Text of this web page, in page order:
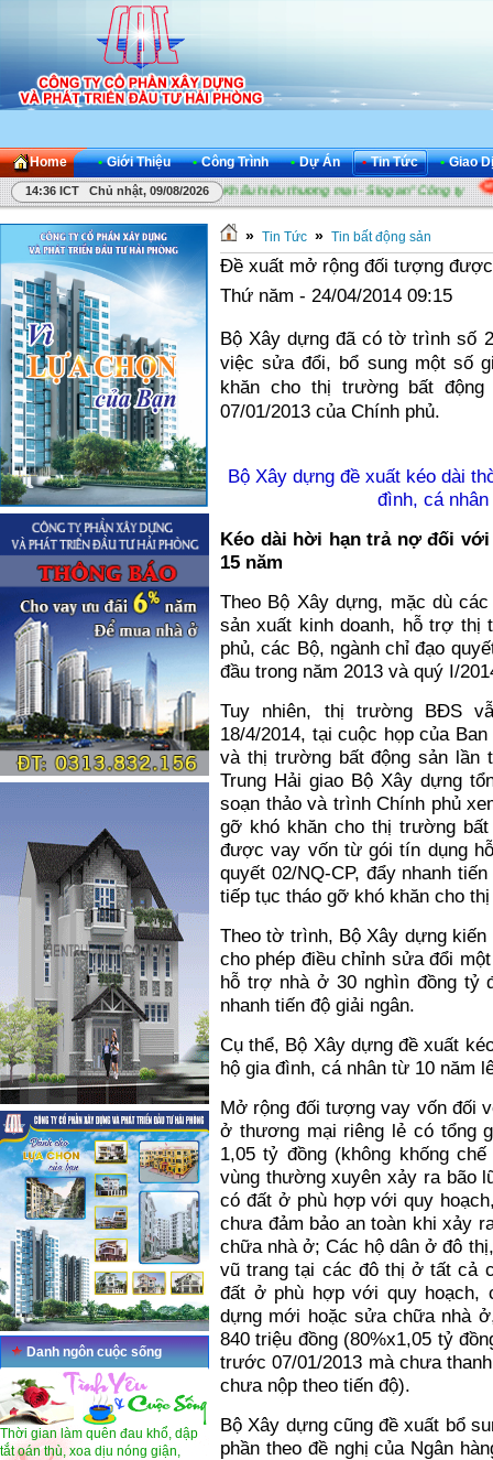
Home • Giới Thiệu • Công Trình • Dự Án • Tin Tức • Giao
14:36 ICT Chủ nhật, 09/08/2026
ty Cuộc thi "Sáng tác Khẩu hiệu thương mại - Slogan" Công ty
Danh ngôn cuộc sống
Thời gian làm quên đau khổ, dập
tắt oán thù, xoa dịu nóng giận,
» Tin Tức » Tin bất động sản
Đề xuất mở rộng đối tượng
Thứ năm - 24/04/2014 09:15
Bộ Xây dựng đã có tờ trình số
việc sửa đổi, bổ sung một số
khăn cho thị trường bất
07/01/2013 của Chính phủ.
Bộ Xây dựng đề xuất kéo dài
đình, cá
Kéo dài hời hạn trả nợ đối
15 năm
Theo Bộ Xây dựng, mặc dù
sản xuất kinh doanh, hỗ trợ
phủ, các Bộ, ngành chỉ đạo
đầu trong năm 2013 và quý I/
Tuy nhiên, thị trường BĐS
18/4/2014, tại cuộc họp của
và thị trường bất động sản lần
Trung Hải giao Bộ Xây dựng
soạn thảo và trình Chính phủ
gỡ khó khăn cho thị trường
được vay vốn từ gói tín dụng
quyết 02/NQ-CP, đẩy nhanh
tiếp tục tháo gỡ khó khăn cho
Theo tờ trình, Bộ Xây dựng
cho phép điều chỉnh sửa đổi
hỗ trợ nhà ở 30 nghìn đồng tỷ
nhanh tiến độ giải ngân.
Cụ thể, Bộ Xây dựng đề xuất
hộ gia đình, cá nhân từ 10 năm
Mở rộng đối tượng vay vốn đối
ở thương mại riêng lẻ có tổng
1,05 tỷ đồng (không khống
vùng thường xuyên xảy ra bão
có đất ở phù hợp với quy
chưa đảm bảo an toàn khi xảy
chữa nhà ở; Các hộ dân ở đô
vũ trang tại các đô thị ở tất cả
đất ở phù hợp với quy hoạch,
dựng mới hoặc sửa chữa nhà
840 triệu đồng (80%x1,05 tỷ
trước 07/01/2013 mà chưa
chưa nộp theo tiến độ).
Bộ Xây dựng cũng đề xuất bổ
phần theo đề nghị của Ngân